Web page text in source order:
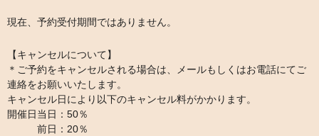
現在、予約受付期間ではありません。
【キャンセルについて】
＊ご予約をキャンセルされる場合は、メールもしくはお電話にてご
連絡をお願いいたします。
キャンセル日により以下のキャンセル料がかかります。
開催日当日：50％
前日：20％